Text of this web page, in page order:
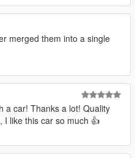
merged them into a single
a car! Thanks a lot! Quality
I like this car so much 👍